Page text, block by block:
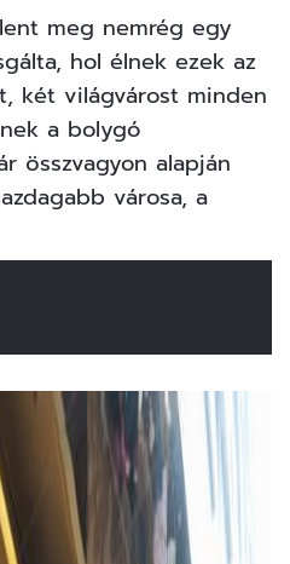
meg nemrég egy
hol élnek ezek az
két világvárost minden
a bolygó
összvagyon alapján
városa, a